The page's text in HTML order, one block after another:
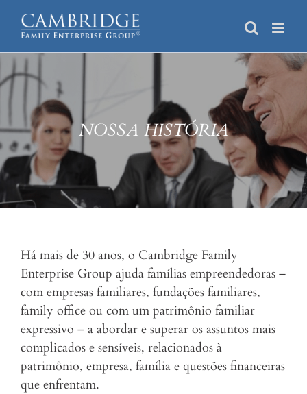
NOSSA HISTÓRIA
Há mais de 30 anos, o Cambridge Family
Enterprise Group ajuda famílias empreendedoras –
com empresas familiares, fundações familiares,
family office ou com um patrimônio familiar
expressivo – a abordar e superar os assuntos mais
complicados e sensíveis, relacionados à
patrimônio, empresa, família e questões financeiras
que enfrentam.